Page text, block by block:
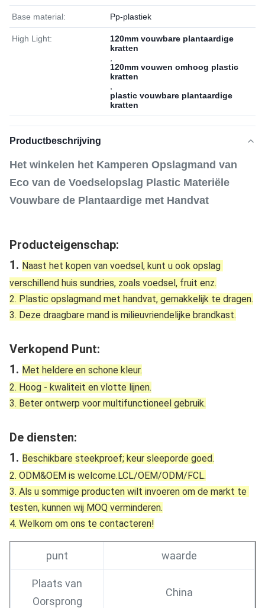
Base material: Pp-plastiek
High Light:
120mm vouwbare plantaardige
kratten
120mm vouwen omhoog plastic
kratten
plastic vouwbare plantaardige
kratten
Productbeschrijving
Het winkelen het Kamperen Opslagmand van
Eco van de Voedselopslag Plastic Materiële
Vouwbare de Plantaardige met Handvat
Producteigenschap:
1. Naast het kopen van voedsel, kunt u ook opslag
verschillend huis sundries, zoals voedsel, fruit enz.
2. Plastic opslagmand met handvat, gemakkelijk te dragen.
3. Deze draagbare mand is milieuvriendelijke brandkast.
Verkopend Punt:
1. Met heldere en schone kleur.
2. Hoog - kwaliteit en vlotte lijnen.
3. Beter ontwerp voor multifunctioneel gebruik.
De diensten:
1. Beschikbare steekproef; keur sleeporde goed.
2. ODM&OEM is welcome.LCL/OEM/ODM/FCL.
3. Als u sommige producten wilt invoeren om de markt te
testen, kunnen wij MOQ verminderen.
4. Welkom om ons te contacteren!
punt waarde
Plaats van
Oorsprong
China